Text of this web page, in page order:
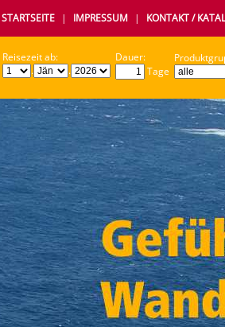
STARTSEITE | IMPRESSUM | KONTAKT /
Reisezeit ab:
.
.
Dauer:
Tage